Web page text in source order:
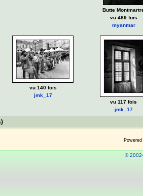
Butte
vu 489 fois
myanmar
vu 140 fois
jmk_17
vu 117 fois
jmk_17
©